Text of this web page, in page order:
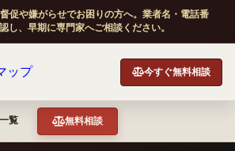
促や嫌がらせでお困りの方へ。業者名・電話番
し、早期に専門家へご相談ください。
今すぐ無料相談
覧 無料相談